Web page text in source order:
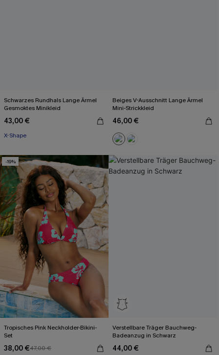
Schwarzes Rundhals Lange Ärmel
Gesmoktes Minikleid
43,00 €
X-Shape
Beiges V-Ausschnitt Lange Ärmel
Mini-Strickkleid
46,00 €
-19%
Tropisches Pink Neckholder-Bikini-
Set
38,00 €47,00 €
Verstellbare Träger Bauchweg-
Badeanzug in Schwarz
44,00 €